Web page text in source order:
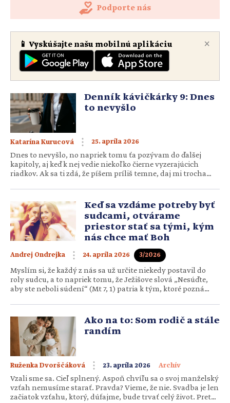
Podporte nás
×
📱 Vyskúšajte našu mobilnú aplikáciu
Denník kávičkárky 9: Dnes
to nevyšlo
Katarína Kurucová 25. apríla 2026
Dnes to nevyšlo, no napriek tomu ťa pozývam do ďalšej
kapitoly, aj keď k nej vedie niekoľko čierne vyzerajúcich
riadkov. Ak sa ti zdá, že píšem príliš temne, daj mi trocha
písmenko, je už predo dverami. Bratislava sa zobúdza do
nového pracovného dňa. Na oblohe sa kopia oblaky […]
Keď sa vzdáme potreby byť
sudcami, otvárame
priestor stať sa tými, kým
nás chce mať Boh
Andrej Ondrejka 24. apríla 2026 3/2026
Myslím si, že každý z nás sa už určite niekedy postavil do
roly sudcu, a to napriek tomu, že Ježišove slová „Nesúďte,
aby ste neboli súdení“ (Mt 7, 1) patria k tým, ktoré pozná
najťažším na žitie. Súdime – v tichosti myšlienok, v
rozhovoroch s blízkymi či […]Ako na to: Som rodič a stále
randím
Ruženka Dvorščáková 23. apríla 2026 Archív
Vzali sme sa. Cieľ splnený. Aspoň chvíľu sa o svoj manželský
vzťah nemusíme starať. Pravda? Vieme, že nie. Svadba je len
začiatok vzťahu, ktorý, dúfajme, bude trvať celý život. Preto